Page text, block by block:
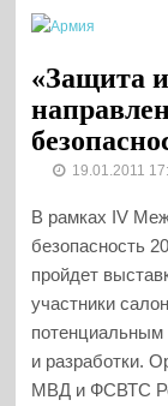
«Защита
19.01.2011
В рамках IV
безопасность
пройдет
участники
потенциальным
и разработки.
МВД и ФСВТС